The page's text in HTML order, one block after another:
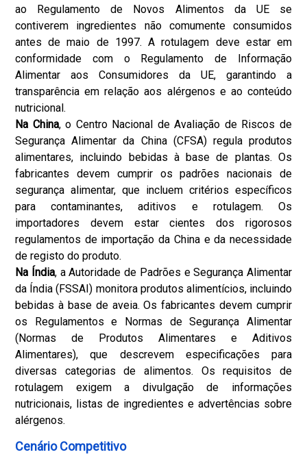
ao Regulamento de Novos Alimentos da UE se
contiverem ingredientes não comumente consumidos
antes de maio de 1997. A rotulagem deve estar em
conformidade com o Regulamento de Informação
Alimentar aos Consumidores da UE, garantindo a
transparência em relação aos alérgenos e ao conteúdo
nutricional.
Na China, o Centro Nacional de Avaliação de Riscos de
Segurança Alimentar da China (CFSA) regula produtos
alimentares, incluindo bebidas à base de plantas. Os
fabricantes devem cumprir os padrões nacionais de
segurança alimentar, que incluem critérios específicos
para contaminantes, aditivos e rotulagem. Os
importadores devem estar cientes dos rigorosos
regulamentos de importação da China e da necessidade
de registo do produto.
Na Índia, a Autoridade de Padrões e Segurança Alimentar
da Índia (FSSAI) monitora produtos alimentícios, incluindo
bebidas à base de aveia. Os fabricantes devem cumprir
os Regulamentos e Normas de Segurança Alimentar
(Normas de Produtos Alimentares e Aditivos
Alimentares), que descrevem especificações para
diversas categorias de alimentos. Os requisitos de
rotulagem exigem a divulgação de informações
nutricionais, listas de ingredientes e advertências sobre
alérgenos.
Cenário Competitivo